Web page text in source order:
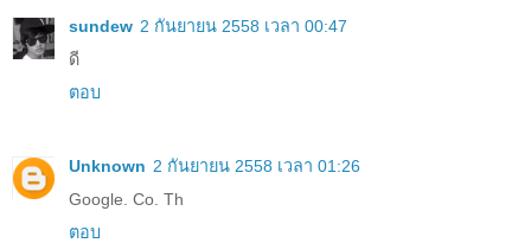
sundew 2 กันยายน 2558 เวลา 00:47
ดี
ตอบ
Unknown 2 กันยายน 2558 เวลา 01:26
Google. Co. Th
ตอบ